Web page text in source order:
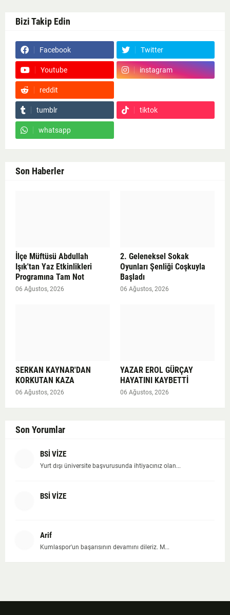
Bizi Takip Edin
Facebook Twitter
Youtube instagram
reddit
tumblr tiktok
whatsapp
Son Haberler
İlçe Müftüsü Abdullah
Işık'tan Yaz Etkinlikleri
Programına Tam Not
06 Ağustos, 2026
2. Geleneksel Sokak
Oyunları Şenliği Coşkuyla
Başladı
06 Ağustos, 2026
SERKAN KAYNAR'DAN
KORKUTAN KAZA
06 Ağustos, 2026
YAZAR EROL GÜRÇAY
HAYATINI KAYBETTİ
06 Ağustos, 2026
Son Yorumlar
BSİ VİZE
Yurt dışı üniversite başvurusunda ihtiyacınız olan...
BSİ VİZE
Arif
Kumlaspor'un başarısının devamını dileriz. M...